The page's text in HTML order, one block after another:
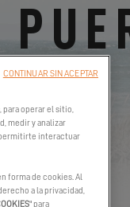
operar el sitio,
medir y analizar
interactuar
forma de cookies. Al
a la privacidad,
" para
CONTINUAR SIN ACEPTAR